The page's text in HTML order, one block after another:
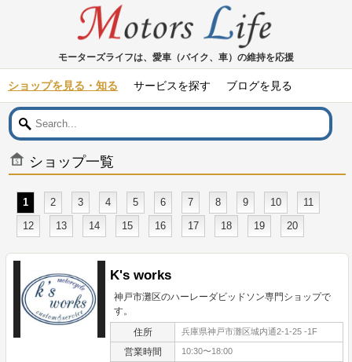
モーターズライフは、愛車（バイク、車）の維持を応援
ショップを見る・知る サービスを探す ブログを見る
ショップ一覧
1 2 3 4 5 6 7 8 9 10
11
12
13 14 15 16 17 18 19 20
K's works
神戸市灘区のハーレーダビッドソン専門ショップで
す。
住所 兵庫県神戸市灘区城内通2-1-25 -1F
営業時間 10:30〜18:00